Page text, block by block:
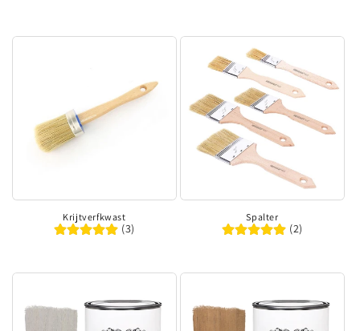
Krijtverfkwast
(3)
Spalter
(2)